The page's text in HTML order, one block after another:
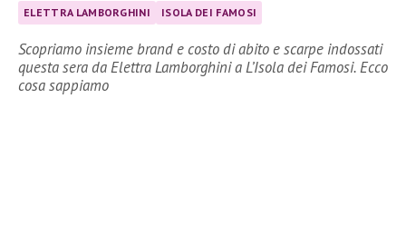
ELETTRA LAMBORGHINI ISOLA DEI FAMOSI
Scopriamo insieme brand e costo di abito e scarpe indossati
questa sera da Elettra Lamborghini a L’Isola dei Famosi. Ecco
cosa sappiamo